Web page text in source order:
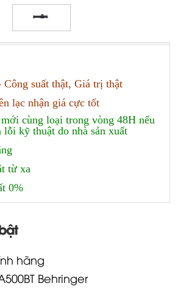
suất thật, Giá trị thật
lạc nhận giá cực tốt
cùng loại trong vòng 48H nếu
lỗi kỹ thuật do nhà sản xuất
từ xa
0%
hãng
Behringer